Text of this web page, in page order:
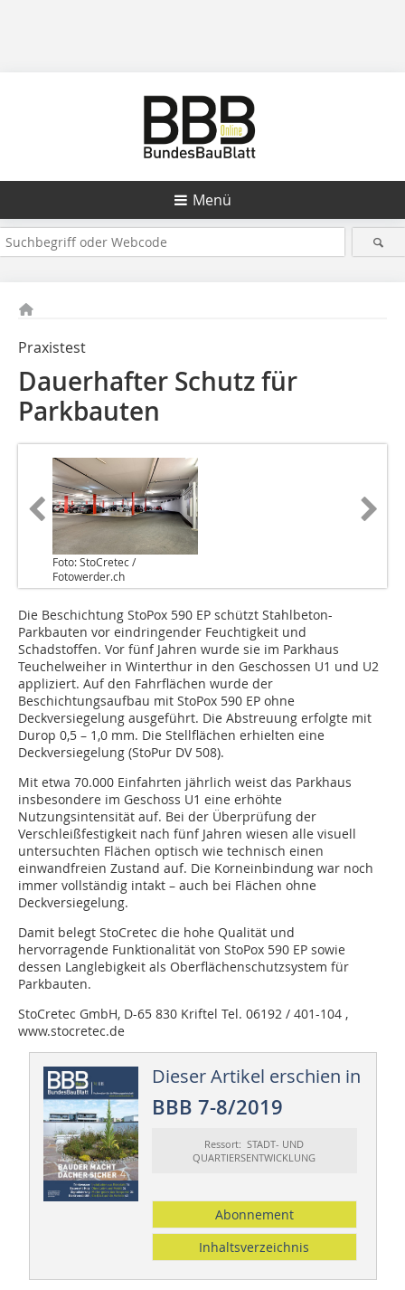
Menü
Praxistest
Dauerhafter Schutz für
Parkbauten
Foto: StoCretec /
Fotowerder.ch
Die Beschichtung StoPox 590 EP schützt Stahlbeton-
Parkbauten vor eindringender Feuchtigkeit und
Schadstoffen. Vor fünf Jahren wurde sie im Parkhaus
Teuchelweiher in Winterthur in den Geschossen U1 und U2
appliziert. Auf den Fahrflächen wurde der
Beschichtungsaufbau mit StoPox 590 EP ohne
Deckversiegelung ausgeführt. Die Abstreuung erfolgte mit
Durop 0,5 – 1,0 mm. Die Stellflächen erhielten eine
Deckversiegelung (StoPur DV 508).
Mit etwa 70.000 Einfahrten jährlich weist das Parkhaus
insbesondere im Geschoss U1 eine erhöhte
Nutzungsintensität auf. Bei der Überprüfung der
Verschleißfestigkeit nach fünf Jahren wiesen alle visuell
untersuchten Flächen optisch wie technisch einen
einwandfreien Zustand auf. Die Korneinbindung war noch
immer vollständig intakt – auch bei Flächen ohne
Deckversiegelung.
Damit belegt StoCretec die hohe Qualität und
hervorragende Funktionalität von StoPox 590 EP sowie
dessen Langlebigkeit als Oberflächenschutzsystem für
Parkbauten.
StoCretec GmbH, D-65 830 Kriftel Tel. 06192 / 401-104 ,
www.stocretec.de
Dieser Artikel erschien in
BBB 7-8/2019
Ressort: STADT- UND
QUARTIERSENTWICKLUNG
Abonnement
Inhaltsverzeichnis